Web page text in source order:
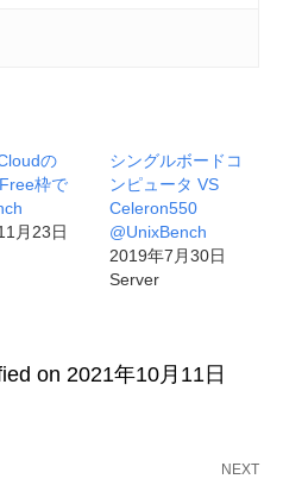
の
枠で
月23日
シングルボードコ
ンピュータ VS
Celeron550
@UnixBench
2019年7月30日
Server
on 2021年10月11日
NEXT